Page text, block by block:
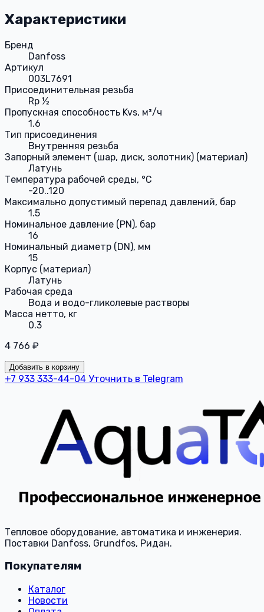
Характеристики
Бренд
Danfoss
Артикул
003L7691
Присоединительная резьба
Rp ½
Пропускная способность Kvs, м³/ч
1.6
Тип присоединения
Внутренняя резьба
Запорный элемент (шар, диск, золотник) (материал)
Латунь
Температура рабочей среды, °С
-20..120
Максимально допустимый перепад давлений, бар
1.5
Номинальное давление (PN), бар
16
Номинальный диаметр (DN), мм
15
Корпус (материал)
Латунь
Рабочая среда
Вода и водо-гликолевые растворы
Масса нетто, кг
0.3
4 766 ₽
Добавить в корзину
+7 933 333-44-04 Уточнить в Telegram
Тепловое оборудование, автоматика и инженерия.
Поставки Danfoss, Grundfos, Ридан.
Покупателям
Каталог
Новости